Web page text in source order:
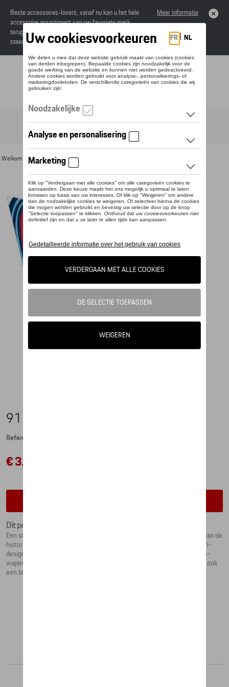
Beste accessoires-lovers, vanaf nu kan u het hele
accessoire assortiment van uw favoriete merk
terugvinden in de online catalogus. Deze kunnen
steeds besteld worden via uw dealer.
Meer informatie
Toggle navigation
Welkom >Voor u >Divers > Detail
911 KAP, SAFARI - MARTINI RACING
Referentie: WAP0503080PHBE
€ 3.752,02
Dit product is momenteel niet op stock
Een stukje Porsche geschiedenis voor uw huis: De originele motorkap van de
historische Porsche 911 (G-model) in iconisch MARTINI RACING® Safari-
design met streepdetails die het legendarische lakwerk en het Porsche-
wapen tonen, is niet alleen een indrukwekkend decoratief object, maar ook
een bijzonder stijlvol magneetbord.